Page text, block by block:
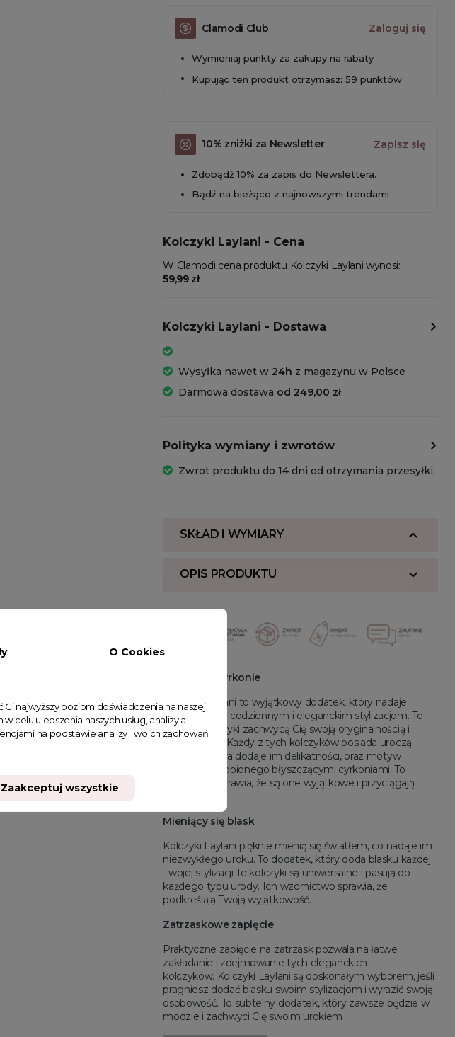
Clamodi Club Zaloguj się
Wymieniaj punkty za zakupy na rabaty
Kupując ten produkt otrzymasz: 59 punktów
10% zniżki za Newsletter Zapisz się
Zdobądź 10% za zapis do Newslettera.
Bądź na bieżąco z najnowszymi trendami
Kolczyki Laylani - Cena
W Clamodi cena produktu Kolczyki Laylani wynosi:
59,99 zł
Kolczyki Laylani - Dostawa
Wysyłka nawet w 24h z magazynu w Polsce
Darmowa dostawa od 249,00 zł
Polityka wymiany i zwrotów
Zwrot produktu do 14 dni od otrzymania przesyłki.
SKŁAD I WYMIARY
OPIS PRODUKTU
Kuleczka i cyrkonie
Kolczyki Laylani to wyjątkowy dodatek, który nadaje
blasku Twoim codziennym i eleganckim stylizacjom. Te
wiszące kolczyki zachwycą Cię swoją oryginalnością i
subtelnością. Każdy z tych kolczyków posiada uroczą
kuleczkę, która dodaje im delikatności, oraz motyw
krzyżyka ozdobionego błyszczącymi cyrkoniami. To
połączenie sprawia, że są one wyjątkowe i przyciągają
Mieniący się blask
Kolczyki Laylani pięknie mienią się światłem, co nadaje im
niezwykłego uroku. To dodatek, który doda blasku każdej
Twojej stylizacji Te kolczyki są uniwersalne i pasują do
każdego typu urody. Ich wzornictwo sprawia, że
podkreślają Twoją wyjątkowość.
Zatrzaskowe zapięcie
Praktyczne zapięcie na zatrzask pozwala na łatwe
zakładanie i zdejmowanie tych eleganckich
kolczyków. Kolczyki Laylani są doskonałym wyborem, jeśli
pragniesz dodać blasku swoim stylizacjom i wyrazić swoją
osobowość. To subtelny dodatek, który zawsze będzie w
modzie i zachwyci Cię swoim urokiem
O Cookies
najwyższy poziom doświadczenia na naszej
celu ulepszenia naszych usług, analizy a
na podstawie analizy Twoich zachowań
Zaakceptuj wszystkie